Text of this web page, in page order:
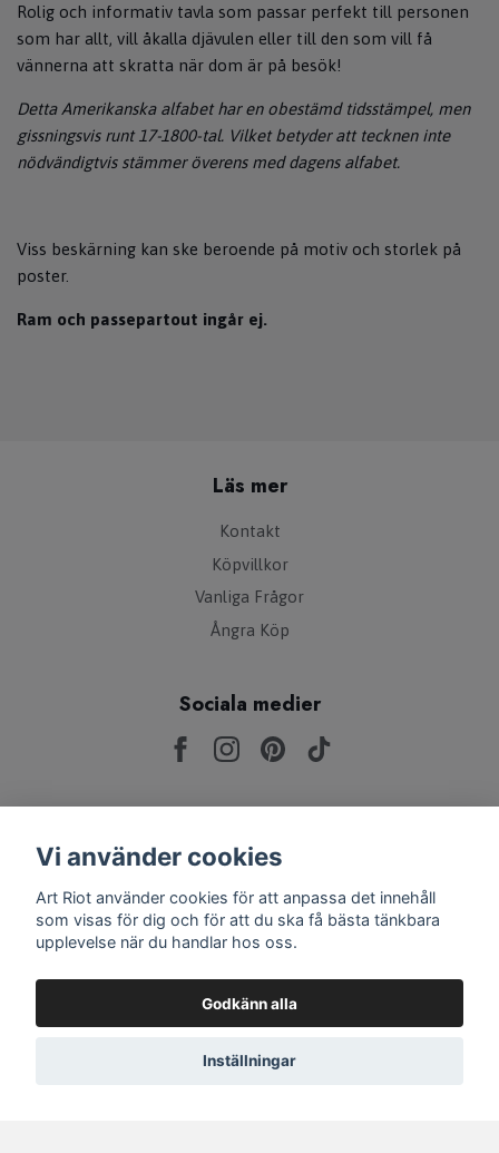
Rolig och informativ tavla som passar perfekt till personen
som har allt, vill åkalla djävulen eller till den som vill få
vännerna att skratta när dom är på besök!
Detta Amerikanska alfabet har en obestämd tidsstämpel, men
gissningsvis runt 17-1800-tal. Vilket betyder att tecknen inte
nödvändigtvis stämmer överens med dagens alfabet.
Viss beskärning kan ske beroende på motiv och storlek på
poster.
Ram och passepartout ingår ej.
Läs mer
Kontakt
Köpvillkor
Vanliga Frågor
Ångra Köp
Sociala medier
första som får reda på nyheter, tävlingar och
Vi använder cookies
Art Riot använder cookies för att anpassa det innehåll
som visas för dig och för att du ska få bästa tänkbara
upplevelse när du handlar hos oss.
Godkänn alla
Inställningar